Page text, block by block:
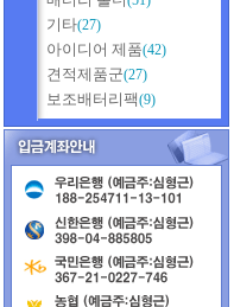
기타(27)
아이디어 제품(42)
견적제품군(27)
보조배터리팩(9)